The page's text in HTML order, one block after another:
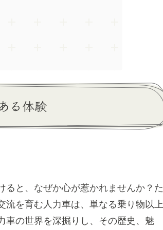
る体験
ると、なぜか心が惹かれませんか？た
流を育む人力車は、単なる乗り物以上
車の世界を深掘りし、その歴史、魅